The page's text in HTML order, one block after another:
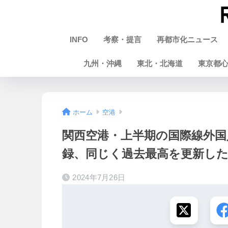
INFO 考察・提言 再都市化ニュース
九州・沖縄 東北・北海道 東京都心
ホーム 空港
関西空港・上半期の国際線外
録、同じく過去最高を更新し
2024年7月26日